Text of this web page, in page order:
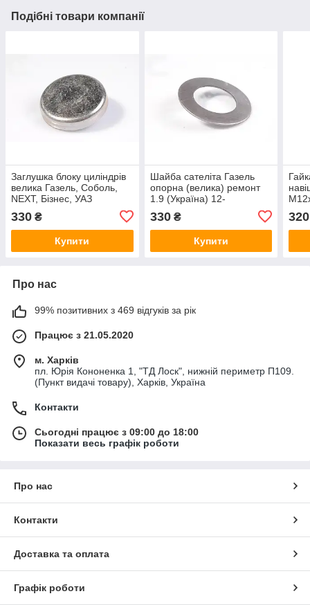
Подібні товари компанії
Заглушка блоку циліндрів
велика Газель, Соболь,
NEXT, Бізнес, УАЗ
Україна 421.1002090
330 ₴
Купити
Шайба сателiта Газель
опорна (велика) ремонт
1.9 (Україна) 12-
330₴
Купити
320
Про нас
99% позитивних з 469 відгуків за рік
Працює з 21.05.2020
м. Харків
пл. Юрія Кононенка 1, "ТД Лоск", нижній периметр П109.
(Пункт видачі товару), Харків, Україна
Контакти
Сьогодні працює з 09:00 до 18:00
Показати весь графік роботи
Про нас
Контакти
Доставка та оплата
Графік роботи